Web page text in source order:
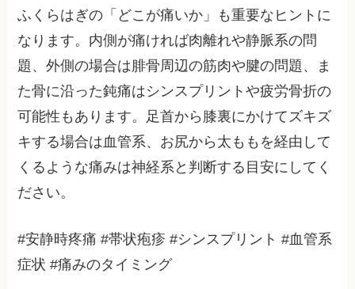
ふくらはぎの「どこが痛いか」も重要なヒントに
なります。内側が痛ければ肉離れや静脈系の問
題、外側の場合は腓骨周辺の筋肉や腱の問題、ま
た骨に沿った鈍痛はシンスプリントや疲労骨折の
可能性もあります。足首から膝裏にかけてズキズ
キする場合は血管系、お尻から太ももを経由して
くるような痛みは神経系と判断する目安にしてく
ださい。
#安静時疼痛 #帯状疱疹 #シンスプリント #血管系
症状 #痛みのタイミング